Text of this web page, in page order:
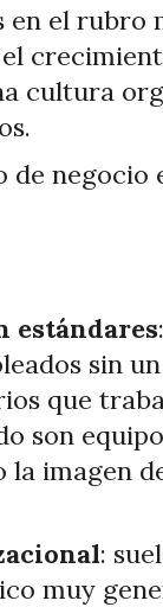
el rubro
cultura
estándares
sin
que
son
imagen
:
muy